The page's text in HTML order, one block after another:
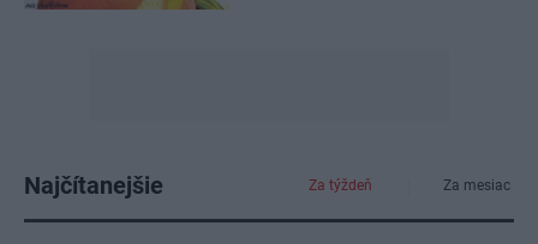
Najčítanejšie Za týždeň Za mesiac